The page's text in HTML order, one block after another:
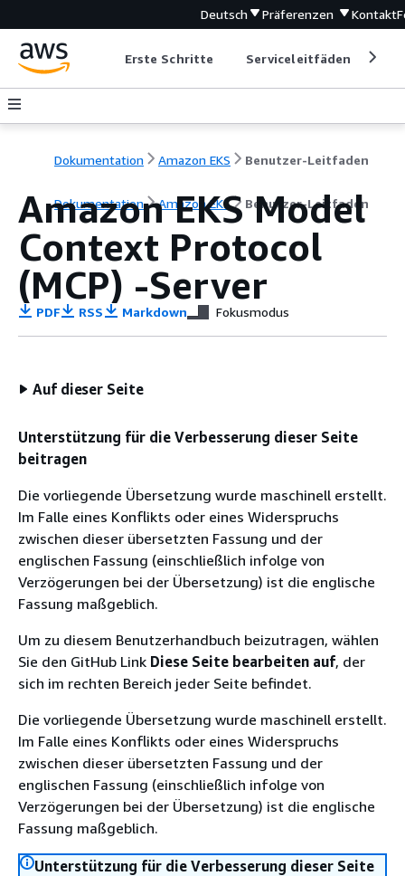
Deutsch Präferenzen Kontakt
Erste Schritte Serviceleitfäden
Dokumentation Amazon EKS Benutzer-Leitfaden
Dokumentation Amazon EKS Benutzer-Leitfaden
Amazon EKS Model
Context Protocol
(MCP) -Server
PDF RSS Markdown Fokusmodus
Auf dieser Seite
Unterstützung für die Verbesserung dieser Seite
beitragen
Die vorliegende Übersetzung wurde maschinell erstellt.
Im Falle eines Konflikts oder eines Widerspruchs
zwischen dieser übersetzten Fassung und der
englischen Fassung (einschließlich infolge von
Verzögerungen bei der Übersetzung) ist die englische
Fassung maßgeblich.
Um zu diesem Benutzerhandbuch beizutragen, wählen
Sie den GitHub Link Diese Seite bearbeiten auf, der
sich im rechten Bereich jeder Seite befindet.
Die vorliegende Übersetzung wurde maschinell erstellt.
Im Falle eines Konflikts oder eines Widerspruchs
zwischen dieser übersetzten Fassung und der
englischen Fassung (einschließlich infolge von
Verzögerungen bei der Übersetzung) ist die englische
Fassung maßgeblich.
Unterstützung für die Verbesserung dieser Seite